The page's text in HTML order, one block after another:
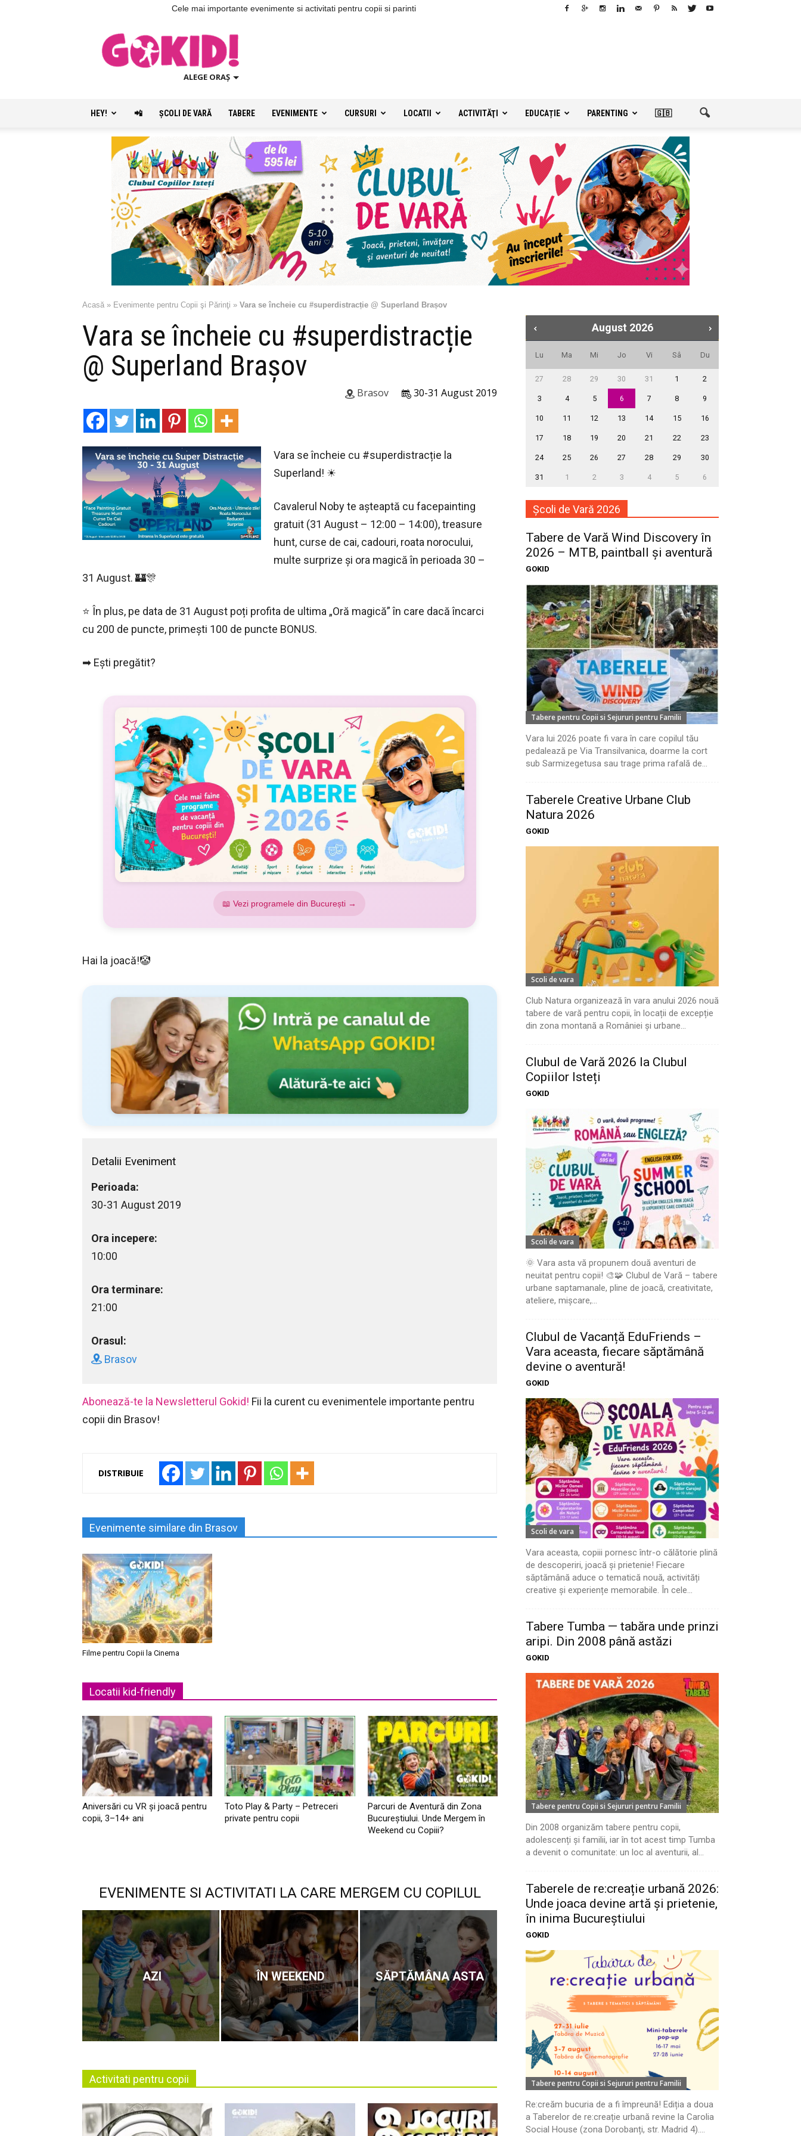
Cele mai importante evenimente si activitati pentru copii si parinti
ALEGE ORAȘ
HEY! 📲 ŞCOLI DE VARĂ TABERE EVENIMENTE CURSURI LOCATII ACTIVITĂŢI EDUCAȚIE PARENTING 🇬🇧
Acasă » Evenimente pentru Copii şi Părinţi » Vara se încheie cu #superdistracție @ Superland Brașov
Vara se încheie cu #superdistracție
@ Superland Brașov
30-31 August 2019
Brasov
Vara se încheie cu #superdistracție la
Superland! ☀
Cavalerul Noby te așteaptă cu facepainting
gratuit (31 August – 12:00 – 14:00), treasure
hunt, curse de cai, cadouri, roata norocului,
multe surprize și ora magică în perioada 30 –
31 August. 🏰🎊
⭐ În plus, pe data de 31 August poți profita de ultima „Oră magică” în care dacă încarci
cu 200 de puncte, primești 100 de puncte BONUS.
➡ Ești pregătit?
📖 Vezi programele din București →
Hai la joacă!🤡
Detalii Eveniment
Perioada:
30-31 August 2019
Ora incepere:
10:00
Ora terminare:
21:00
Orasul:
Brasov
Abonează-te la Newsletterul Gokid! Fii la curent cu evenimentele importante pentru
copii din Brasov!
DISTRIBUIE
Evenimente similare din Brasov
Filme pentru Copii la Cinema
Locatii kid-friendly
Aniversări cu VR și joacă pentru
copii, 3–14+ ani
Toto Play & Party – Petreceri
private pentru copii
Parcuri de Aventură din Zona
Bucureştiului. Unde Mergem în
Weekend cu Copiii?
EVENIMENTE SI ACTIVITATI LA CARE MERGEM CU COPILUL
AZI ÎN WEEKEND SĂPTĂMÂNA ASTA
Activitati pentru copii
August 2026
Lu Ma Mi Jo Vi Sâ Du
27 28 29 30 31 1 2
3 4 5 6 7 8 9
10 11 12 13 14 15 16
17 18 19 20 21 22 23
24 25 26 27 28 29 30
31 1 2 3 4 5 6
Școli de Vară 2026
Tabere de Vară Wind Discovery în
2026 – MTB, paintball și aventură
GOKID
Tabere pentru Copii si Sejururi pentru Familii
Vara lui 2026 poate fi vara în care copilul tău
pedalează pe Via Transilvanica, doarme la cort
sub Sarmizegetusa sau trage prima rafală de...
Taberele Creative Urbane Club
Natura 2026
GOKID
Scoli de vara
Club Natura organizează în vara anului 2026 nouă
tabere de vară pentru copii, în locații de excepție
din zona montană a României și urbane...
Clubul de Vară 2026 la Clubul
Copiilor Isteți
GOKID
Scoli de vara
🌞 Vara asta vă propunem două aventuri de
neuitat pentru copii! 🎨🧩 Clubul de Vară – tabere
urbane saptamanale, pline de joacă, creativitate,
ateliere, mișcare,...
Clubul de Vacanță EduFriends –
Vara aceasta, fiecare săptămână
devine o aventură!
GOKID
Scoli de vara
Vara aceasta, copiii pornesc într-o călătorie plină
de descoperiri, joacă și prietenie! Fiecare
săptămână aduce o tematică nouă, activități
creative și experiențe memorabile. În cele...
Tabere Tumba — tabăra unde prinzi
aripi. Din 2008 până astăzi
GOKID
Tabere pentru Copii si Sejururi pentru Familii
Din 2008 organizăm tabere pentru copii,
adolescenți și familii, iar în tot acest timp Tumba
a devenit o comunitate: un loc al aventurii, al...
Taberele de re:creație urbană 2026:
Unde joaca devine artă și prietenie,
în inima Bucureștiului
GOKID
Tabere pentru Copii si Sejururi pentru Familii
Re:creăm bucuria de a fi împreună! Ediția a doua
a Taberelor de re:creație urbană revine la Carolia
Social House (zona Dorobanți, str. Madrid 4)....